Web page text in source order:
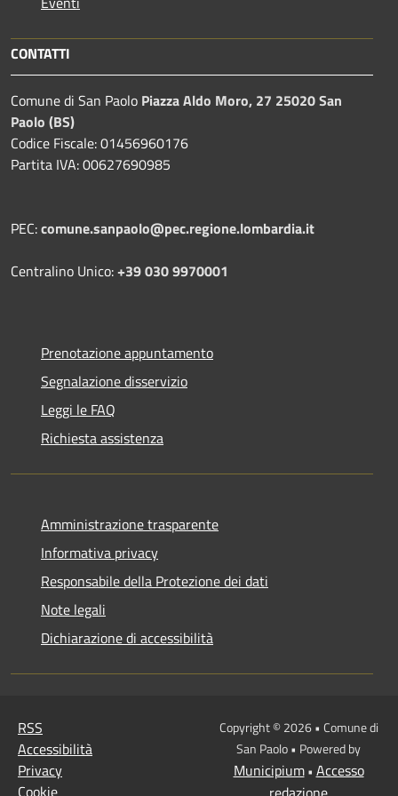
CONTATTI
Comune di San Paolo Piazza Aldo Moro, 27 25020 San
Paolo (BS)
Codice Fiscale: 01456960176
Partita IVA: 00627690985
PEC:comune.sanpaolo@pec.regione.lombardia.it
Centralino Unico:+39 030 9970001
Prenotazione appuntamento
Segnalazione disservizio
Leggi le FAQ
Richiesta assistenza
Amministrazione trasparente
Informativa privacy
Responsabile della Protezione dei dati
Note legali
Dichiarazione di accessibilità
RSS
Accessibilità
Privacy
Cookie
Copyright © 2026 • Comune di
San Paolo • Powered by
Municipium• Accesso